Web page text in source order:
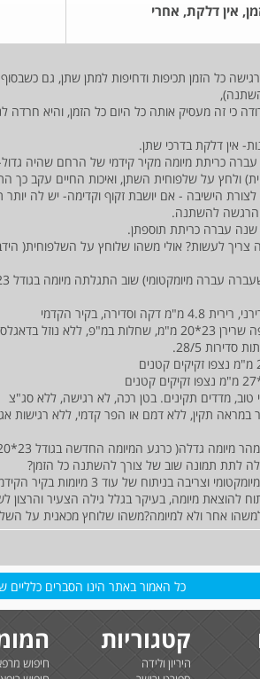
אין דלקת, אחרי
חיילת בת21 , מרגישה כל הזמן תכיפות ודחיפות למתן שתן,
כי זה מעסיק אותה כל היום כל הזמן, והיא
אין דלקת בדרכי שתן.
ולחץ על שלפוחית השתן, ואיכות החיים עקב כך
הישיבה - אם יושבת זקוף וקדימה- יש לה
להשתנה.
שנה עברה כריתת תוספתן.
צריך לעשות? אולי משהו שלוחץ על השלפוחית(
עברה מיומקטומי) שוב התגלתה מיומה בגודל 23*20 מ"מ.
בקיר הקדמי
ללא נוזל בדאגלס
טוב, מדדים תקינים. בטן רכה, לא רגישה, ללא סג"צ
לתת תמונה שוב של צורך להשתנה כל הזמן?
בניתוח של עוד 3 מיומות בקיר הקידמי,
להוצאת מיומה, בעיקר בגלל גילה הצעיר
אחר ולא למיומה?משהו שלוחץ מכאנית על
כל האמור באתר הינו הסברים כלליים
קטגוריות
היריון ולידה
חיפוש